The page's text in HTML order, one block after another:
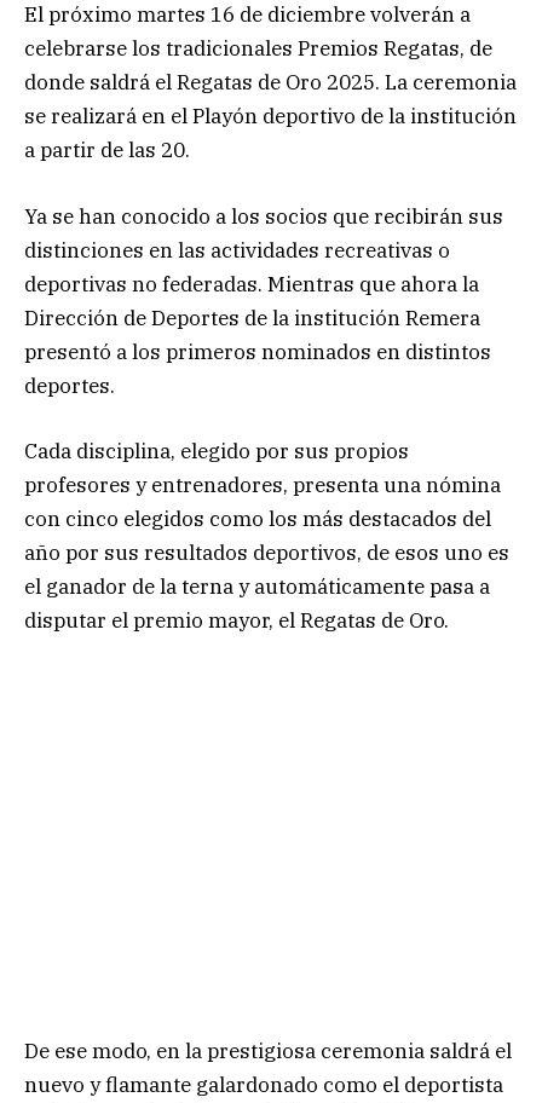
El próximo martes 16 de diciembre volverán a
celebrarse los tradicionales Premios Regatas, de
donde saldrá el Regatas de Oro 2025. La ceremonia
se realizará en el Playón deportivo de la institución
a partir de las 20.
Ya se han conocido a los socios que recibirán sus
distinciones en las actividades recreativas o
deportivas no federadas. Mientras que ahora la
Dirección de Deportes de la institución Remera
presentó a los primeros nominados en distintos
deportes.
Cada disciplina, elegido por sus propios
profesores y entrenadores, presenta una nómina
con cinco elegidos como los más destacados del
año por sus resultados deportivos, de esos uno es
el ganador de la terna y automáticamente pasa a
disputar el premio mayor, el Regatas de Oro.
De ese modo, en la prestigiosa ceremonia saldrá el
nuevo y flamante galardonado como el deportista